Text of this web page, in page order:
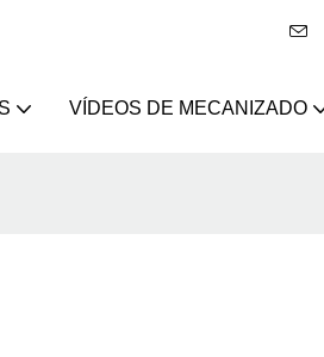
VÍDEOS DE MECANIZADO